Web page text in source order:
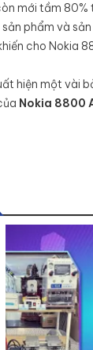
mới tầm
phẩm và
cho Nokia
hiện một vài
Nokia 8800